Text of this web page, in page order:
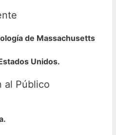
de Massachusetts
Unidos.
al Público